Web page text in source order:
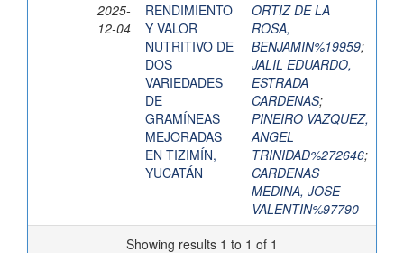
2025-
12-04
RENDIMIENTO
Y VALOR
NUTRITIVO DE
DOS
VARIEDADES
DE
GRAMÍNEAS
MEJORADAS
EN TIZIMÍN,
YUCATÁN
ORTIZ DE LA
ROSA,
BENJAMIN%19959;
JALIL EDUARDO,
ESTRADA
CARDENAS;
PINEIRO VAZQUEZ,
ANGEL
TRINIDAD%272646;
CARDENAS
MEDINA, JOSE
VALENTIN%97790
Showing results 1 to 1 of 1